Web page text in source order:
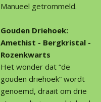
Manueel getrommeld.
Gouden Driehoek:
Amethist - Bergkristal -
Rozenkwarts
Het wonder dat “de
gouden driehoek” wordt
genoemd, draait om drie